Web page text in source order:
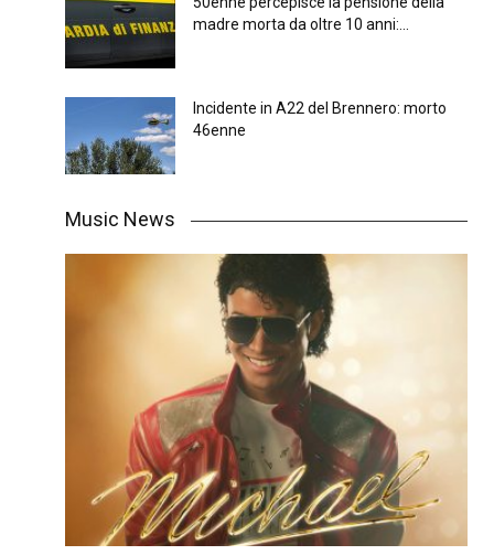
madre morta da oltre 10 anni:...
Incidente in A22 del Brennero: morto
46enne
Music News